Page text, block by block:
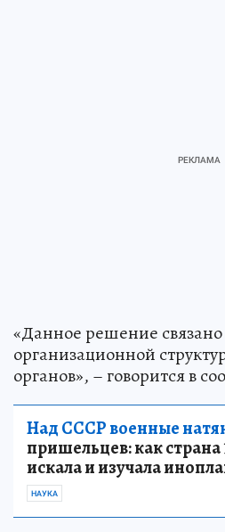
«Данное решение
организационной
органов», – говорится в
Над СССР военные
пришельцев: как страна
искала и изучала
НАУКА